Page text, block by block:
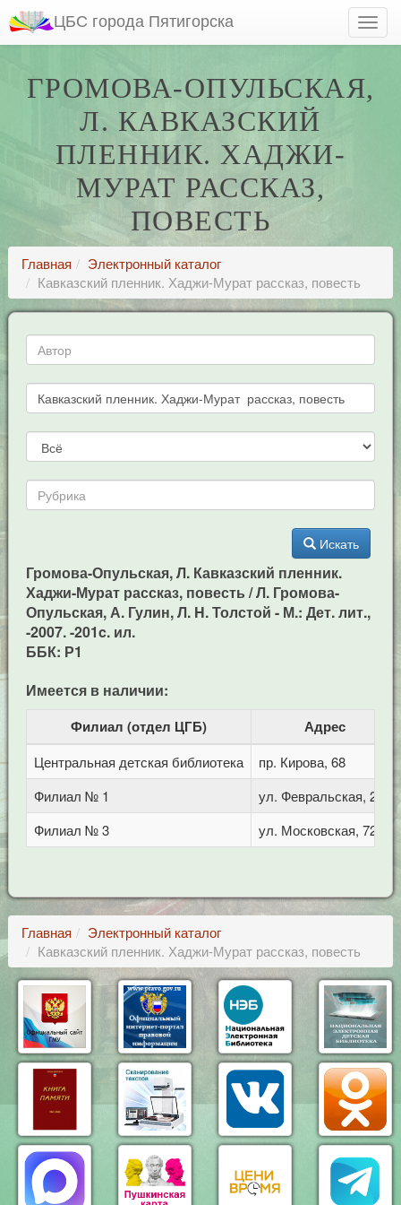
ЦБС города Пятигорска
ГРОМОВА-ОПУЛЬСКАЯ,
Л. КАВКАЗСКИЙ
ПЛЕННИК. ХАДЖИ-
МУРАТ РАССКАЗ,
ПОВЕСТЬ
Главная
Электронный каталог
Кавказский пленник. Хаджи-Мурат рассказ, повесть
Искать
Громова-Опульская, Л. Кавказский пленник.
Хаджи-Мурат рассказ, повесть / Л. Громова-
Опульская, А. Гулин, Л. H. Толстой - М.: Дет. лит.,
-2007. -201c. ил.
ББК: Р1
Имеется в наличии:
Филиал (отдел ЦГБ) Адрес
Центральная детская библиотека
пр. Кирова, 68
Филиал № 1
ул. Февральская, 283
Филиал № 3
ул. Московская, 72/1
Главная
Электронный каталог
Кавказский пленник. Хаджи-Мурат рассказ, повесть